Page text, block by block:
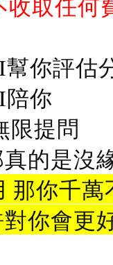
你評估
你
限提問
的是沒
那你千
你會更